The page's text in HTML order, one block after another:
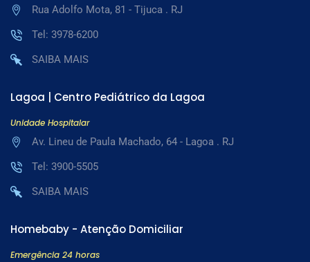
Rua Adolfo Mota, 81 - Tijuca . RJ
Tel: 3978-6200
SAIBA MAIS
Lagoa | Centro Pediátrico da Lagoa
Unidade Hospitalar
Av. Lineu de Paula Machado, 64 - Lagoa . RJ
Tel: 3900-5505
SAIBA MAIS
Homebaby - Atenção Domiciliar
Emergência 24 horas